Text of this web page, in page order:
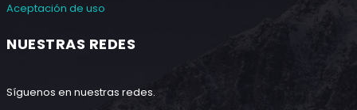
Aceptación de uso
NUESTRAS REDES
Síguenos en nuestras redes.